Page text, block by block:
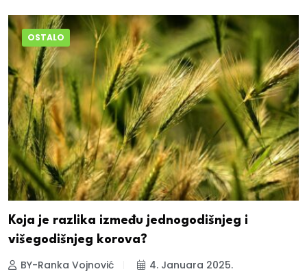
OSTALO
Koja je razlika između jednogodišnjeg i
višegodišnjeg korova?
BY-Ranka Vojnović 4. Januara 2025.